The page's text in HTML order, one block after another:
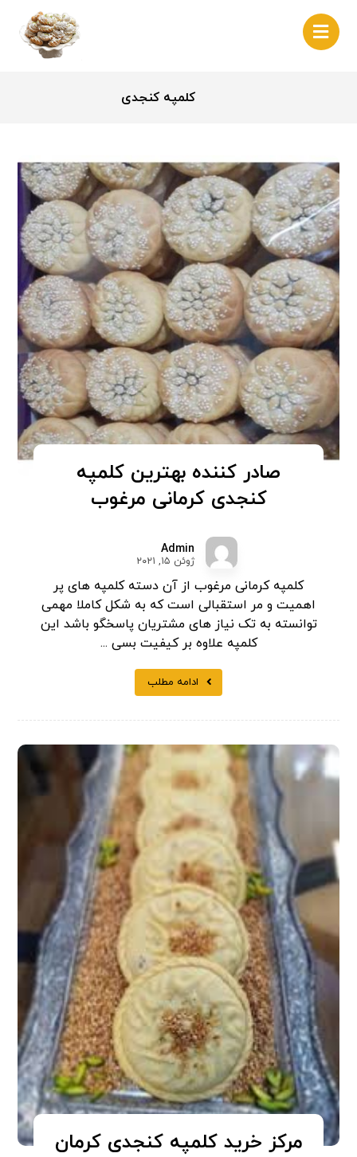
کلمپه کنجدی
صادر کننده بهترین کلمپه
کنجدی کرمانی مرغوب
Admin
ژوئن ۱۵, ۲۰۲۱
کلمپه کرمانی مرغوب از آن دسته کلمپه های پر
اهمیت و مر استقبالی است که به شکل کاملا مهمی
توانسته به تک نیاز های مشتریان پاسخگو باشد این
کلمپه علاوه بر کیفیت بسی ...
ادامه مطلب
مرکز خرید کلمپه کنجدی کرمان